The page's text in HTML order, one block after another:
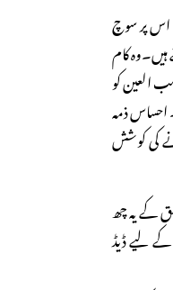
اس پر سوچ
کام
العین کو
ذمہ
کی کوشش
کے یہ چھ
لیے ڈیڈ